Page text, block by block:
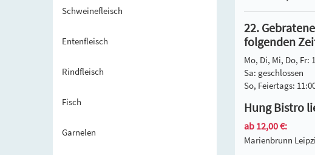
Schweinefleisch
Entenfleisch
Rindfleisch
Fisch
Garnelen
22.
folgenden
Mo, Di, Mi, Do, Fr:
Sa: geschlossen
So, Feiertags:
Hung Bistro
ab 12,00 €:
Marienbrunn